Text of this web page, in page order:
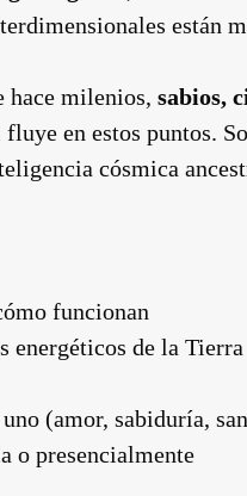
están
hace milenios, sabios,
en estos puntos.
cósmica
funcionan
energéticos de la Tierra
(amor, sabiduría,
o presencialmente